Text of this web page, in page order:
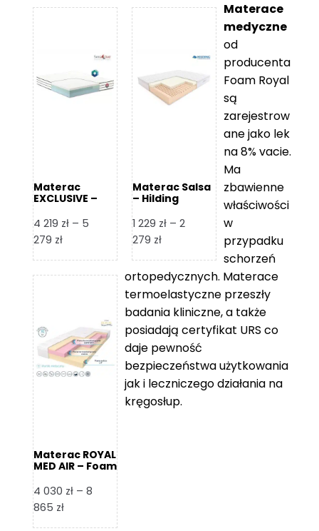
Materac
EXCLUSIVE –
4 219 zł – 5
279 złZakres
od
5
279 zł
Materac Salsa
– Hilding
1 229 zł – 2
279 złZakres
od
1
229 zł
2
279 zł
Materac ROYAL
MED AIR – Foam
4 030 zł – 8
865 złZakres
Materace
medyczne
od
producenta
Foam Royal
są
zarejestrow
ane jako lek
na 8% vacie.
Ma
zbawienne
właściwości
w
przypadku
schorzeń
ortopedycznych. Materace
termoelastyczne przeszły
badania kliniczne, a także
posiadają certyfikat URS co
daje pewność
bezpieczeństwa użytkowania
jak i leczniczego działania na
kręgosłup.